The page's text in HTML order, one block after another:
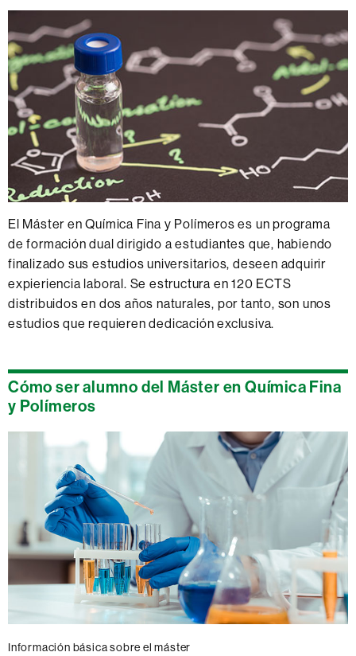
El Máster en Química Fina y Polímeros es un programa
de formación dual dirigido a estudiantes que, habiendo
finalizado sus estudios universitarios, deseen adquirir
expieriencia laboral. Se estructura en 120 ECTS
distribuidos en dos años naturales, por tanto, son unos
estudios que requieren dedicación exclusiva.
Cómo ser alumno del Máster en Química Fina
y Polímeros
Información básica sobre el máster